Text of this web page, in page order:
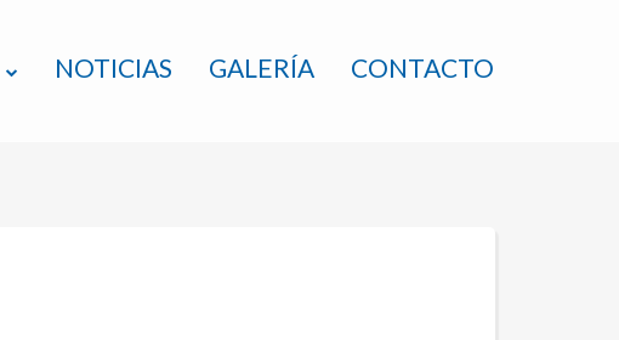
NOTICIAS GALERÍA CONTACTO